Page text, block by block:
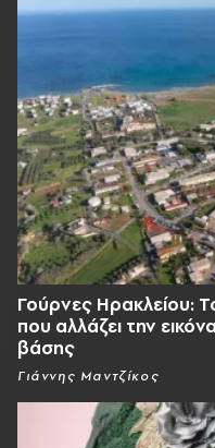
Γούρνες Ηρακλείου:
που αλλάζει την
βάσης
Γιάννης Μαντζίκος